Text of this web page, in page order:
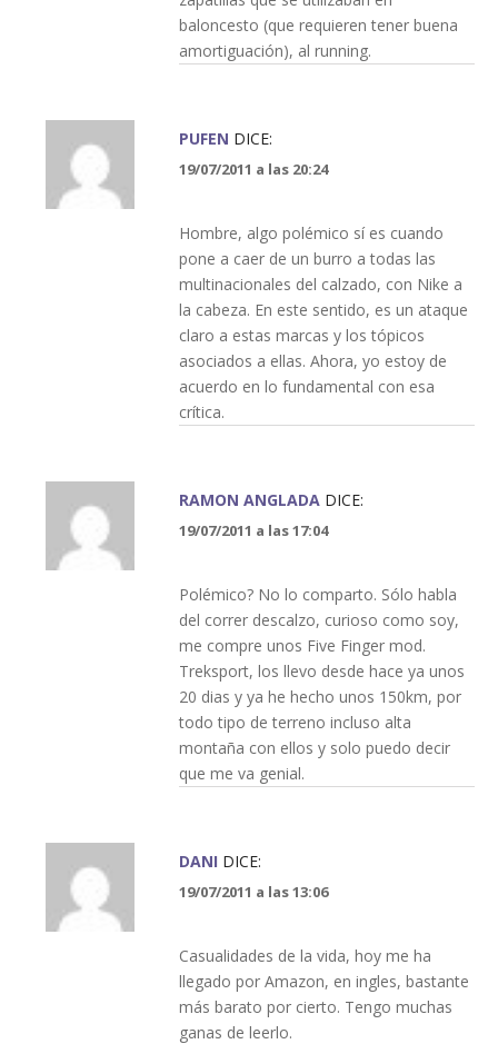
baloncesto (que requieren tener buena
amortiguación), al running.
PUFEN DICE:
19/07/2011 a las 20:24
Hombre, algo polémico sí es cuando
pone a caer de un burro a todas las
multinacionales del calzado, con Nike a
la cabeza. En este sentido, es un ataque
claro a estas marcas y los tópicos
asociados a ellas. Ahora, yo estoy de
acuerdo en lo fundamental con esa
crítica.
RAMON ANGLADA DICE:
19/07/2011 a las 17:04
Polémico? No lo comparto. Sólo habla
del correr descalzo, curioso como soy,
me compre unos Five Finger mod.
Treksport, los llevo desde hace ya unos
20 dias y ya he hecho unos 150km, por
todo tipo de terreno incluso alta
montaña con ellos y solo puedo decir
que me va genial.
DANI DICE:
19/07/2011 a las 13:06
Casualidades de la vida, hoy me ha
llegado por Amazon, en ingles, bastante
más barato por cierto. Tengo muchas
ganas de leerlo.